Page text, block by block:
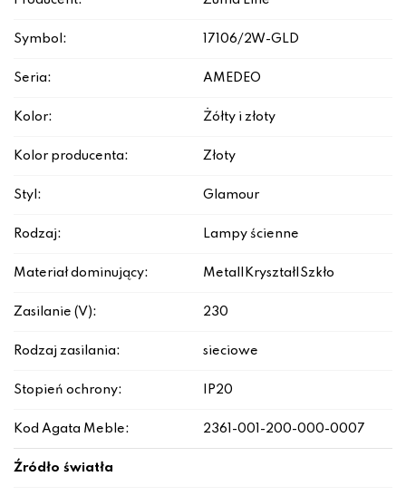
Symbol: 17106/2W-GLD
Seria: AMEDEO
Kolor: Żółty i złoty
Kolor producenta: Złoty
Styl: Glamour
Rodzaj: Lampy ścienne
Materiał dominujący: Metal|Kryształ|Szkło
Zasilanie (V): 230
Rodzaj zasilania: sieciowe
Stopień ochrony: IP20
Kod Agata Meble: 2361-001-200-000-0007
Źródło światła